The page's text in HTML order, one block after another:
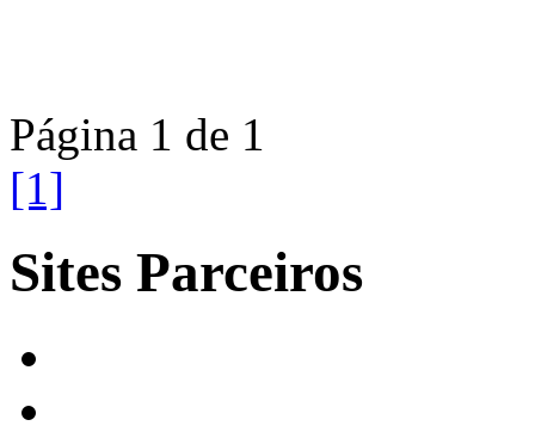
Página 1 de 1
[1]
Sites Parceiros